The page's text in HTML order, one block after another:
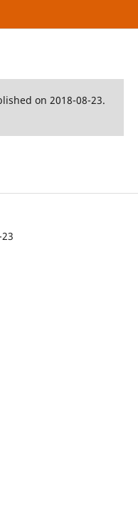
on 2018-08-23.